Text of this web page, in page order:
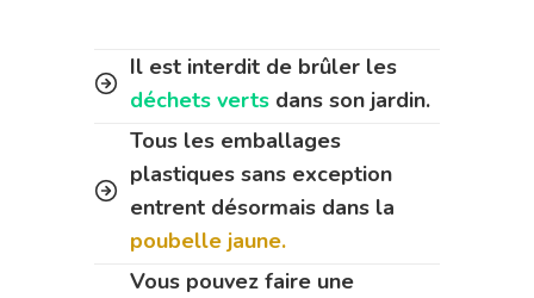
Il est interdit de brûler les
déchets verts dans son jardin.
Tous les emballages
plastiques sans exception
entrent désormais dans la
poubelle jaune.
Vous pouvez faire une